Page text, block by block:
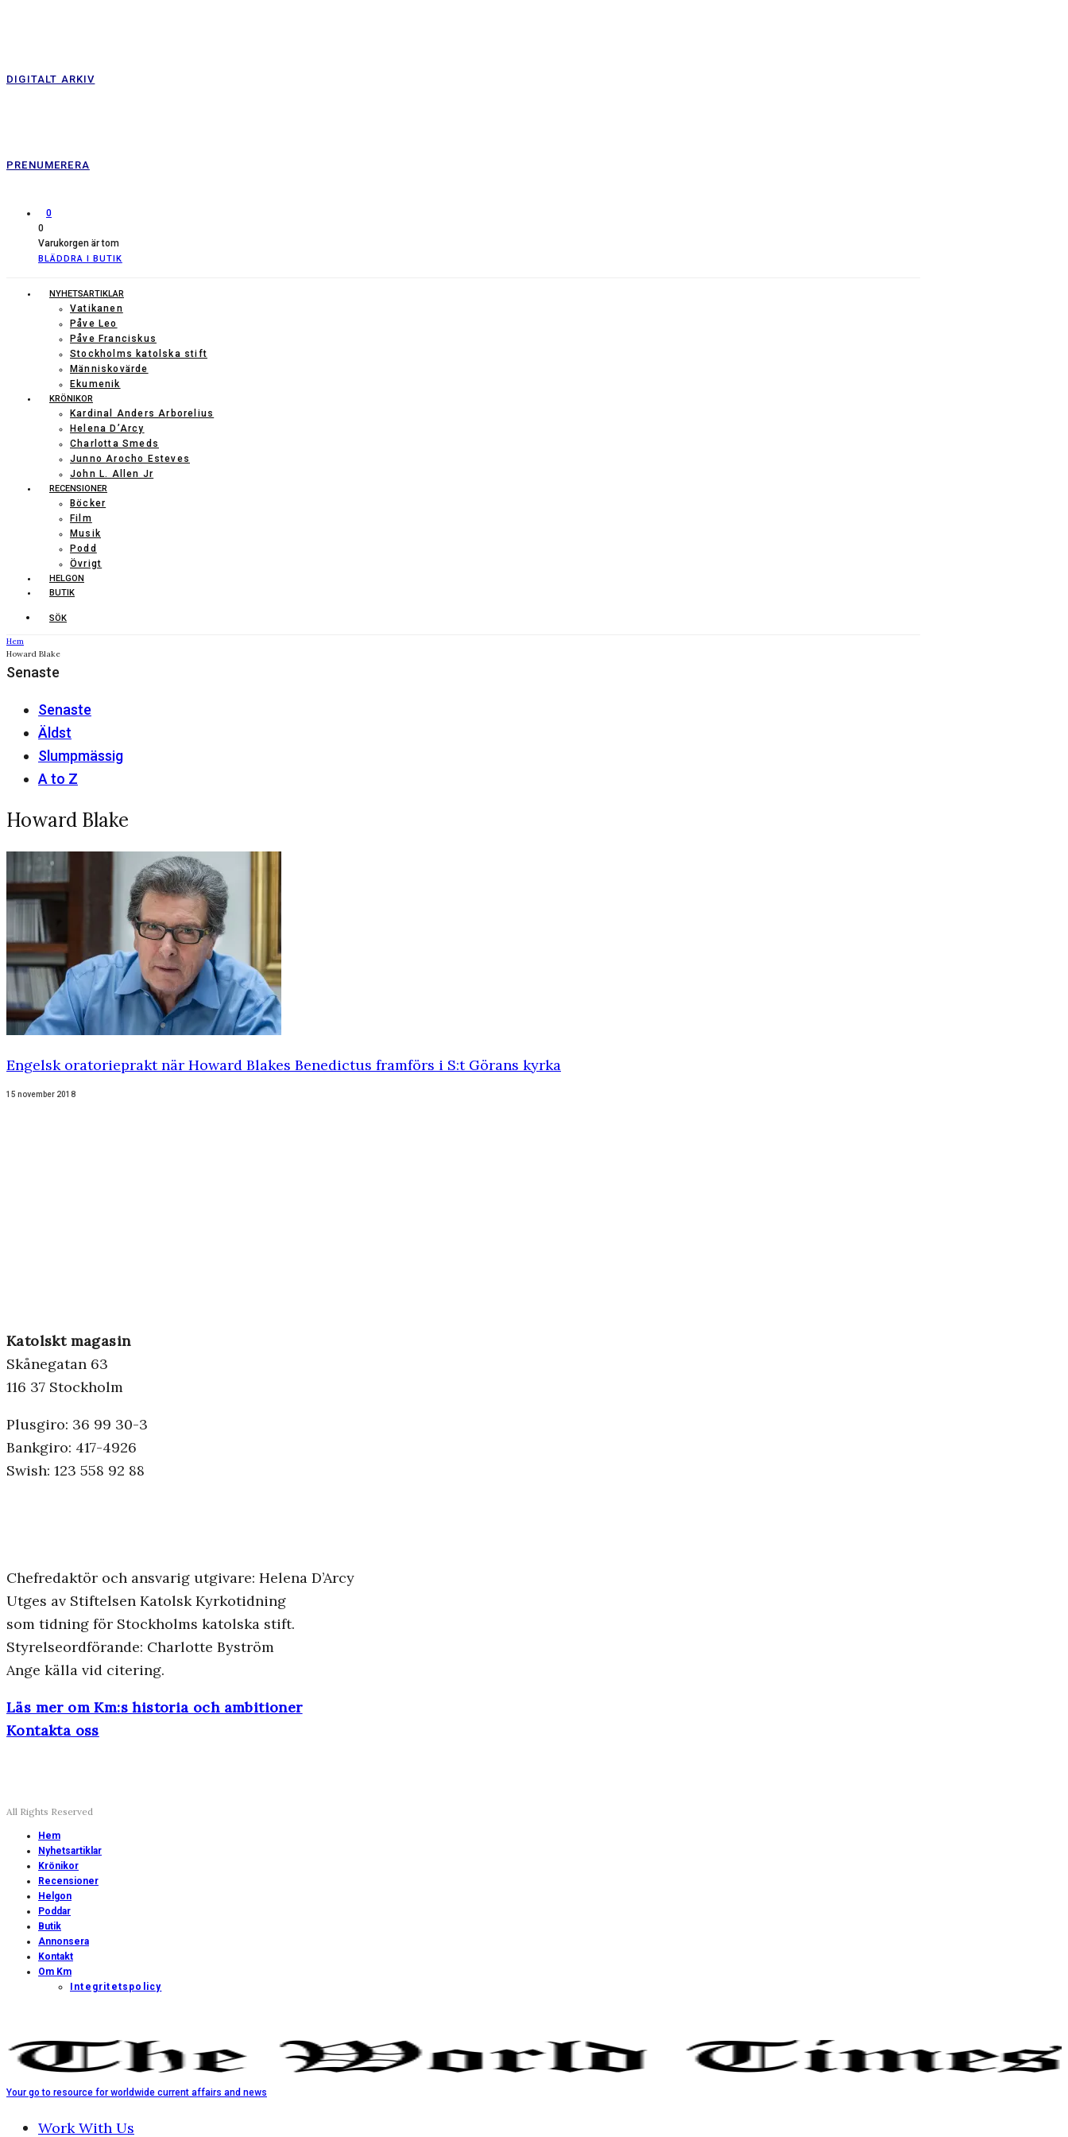
DIGITALT ARKIV
PRENUMERERA
0
0
Varukorgen är tom
BLÄDDRA I BUTIK
NYHETSARTIKLAR
Vatikanen
Påve Leo
Påve Franciskus
Stockholms katolska stift
Människovärde
Ekumenik
KRÖNIKOR
Kardinal Anders Arborelius
Helena D’Arcy
Charlotta Smeds
Junno Arocho Esteves
John L. Allen Jr
RECENSIONER
Böcker
Film
Musik
Podd
Övrigt
HELGON
BUTIK
SÖK
Hem
Howard Blake
Senaste
Senaste
Äldst
Slumpmässig
A to Z
Howard Blake
Engelsk oratorieprakt när Howard Blakes Benedictus framförs i S:t Görans kyrka
15 november 2018
Katolskt magasin
Skånegatan 63
116 37 Stockholm
Plusgiro: 36 99 30-3
Bankgiro: 417-4926
Swish: 123 558 92 88
Chefredaktör och ansvarig utgivare: Helena D’Arcy
Utges av Stiftelsen Katolsk Kyrkotidning
som tidning för Stockholms katolska stift.
Styrelseordförande: Charlotte Byström
Ange källa vid citering.
Läs mer om Km:s historia och ambitioner
Kontakta oss
All Rights Reserved
Hem
Nyhetsartiklar
Krönikor
Recensioner
Helgon
Poddar
Butik
Annonsera
Kontakt
Om Km
Integritetspolicy
Your go to resource for worldwide current affairs and news
Work With Us